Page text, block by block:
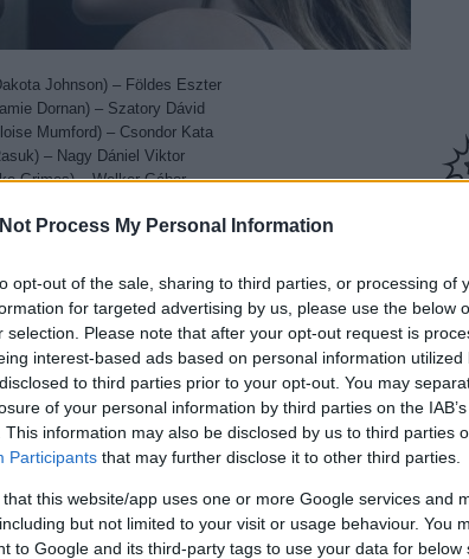
Process My Personal Information
opt-out of the sale, sharing to third parties, or processing of
for targeted advertising by us, please use the below
selection. Please note that after your opt-out request is
interest-based ads based on personal information
to third parties prior to your opt-out. You may
of your personal information by third parties on the
This information may also be disclosed by us to third parties
Participants that may further disclose it to other third parties.
that this website/app uses one or more Google services and
but not limited to your visit or usage behaviour. You
to Google and its third-party tags to use your data for below
Johnson) – Földes Eszter
Dornan) – Szatory Dávid
Mumford) – Csondor Kata
– Nagy Dániel Viktor
Grimes) – Welker Gábor
Ora) – Peller Mariann
Johnson) – Zámbori Soma
Lee) – Bertalan Ágnes
Francis) – Zakariás Éva
– Andrádi Zsanett
Altman) – Fazekas István
LaThrop) – Berkes Boglárka
(Paul Duchart) – Haagen Imre
Corns) – Sörös Miklós
Daugherty) – Szabó Máté
Kebbel) – Bognár Anna
Kanagawa) – Szatmári Attila